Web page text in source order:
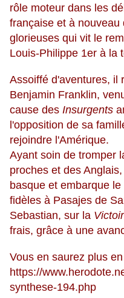
rôle moteur dans les
française et à
glorieuses qui vit le
Louis-Philippe 1er à la
Assoiffé d'aventures, il
Benjamin Franklin,
cause des Insurgents
l'opposition de sa
rejoindre l'Amérique.
Ayant soin de tromper
proches et des
basque et embarque
fidèles à Pasajes de
Sebastian, sur la
frais, grâce à une
Vous en saurez plus
https://
synthese-194.php